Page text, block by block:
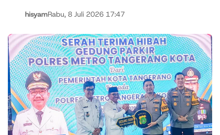
hisyamRabu, 8 Juli 2026 17:47